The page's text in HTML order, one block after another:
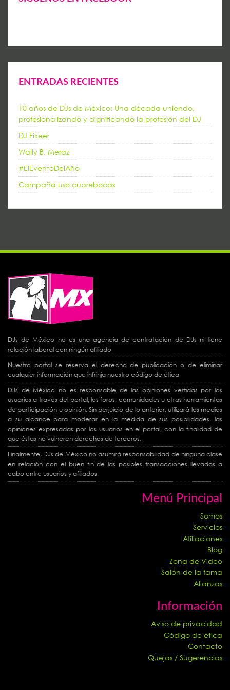
ENTRADAS RECIENTES
10 años de DJs de México: Una década uniendo,
profesionalizando y dignificando la profesión del DJ
DJ Fixeer
Wally B. Meraz
#ElEventoDelAño
Campaña uso cubrebocas
DJs de México no es una agencia de contratación de DJs ni tiene
relación laboral con ningún afiliado
Nuestro portal se reserva el derecho de publicación o de eliminar
cualquier información que infrinja nuestro código de ética
DJs de México no es responsable de las opiniones vertidas por los
usuarios a través del portal, los foros, comunidades u otras herramientas
de participación u opinión. Sin perjuicio de lo anterior, utilizará los medios
a su alcance para moderar en la medida de sus posibilidades, las
opiniones expresadas por los usuarios en el portal, con la finalidad de
que éstas no vulneren derechos de terceros.
Finalmente, DJs de México no asumirá responsabilidad de ninguna clase
en relación con el buen fin de las posibles transacciones llevadas a
cabo entre usuarios y afiliados
Menú Principal
Somos
Servicios
Afiliaciones
Blog
Zona de Video
Salón de la fama
Alianzas
Información
Aviso de privacidad
Código de ética
Contacto
Quejas / Sugerencias